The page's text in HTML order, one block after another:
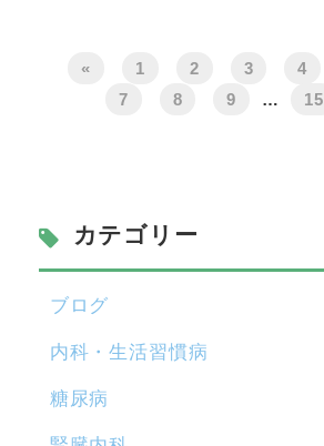
« 1 2 3 4
7
8 9 … 15
カテゴリー
ブログ
内科・生活習慣病
糖尿病